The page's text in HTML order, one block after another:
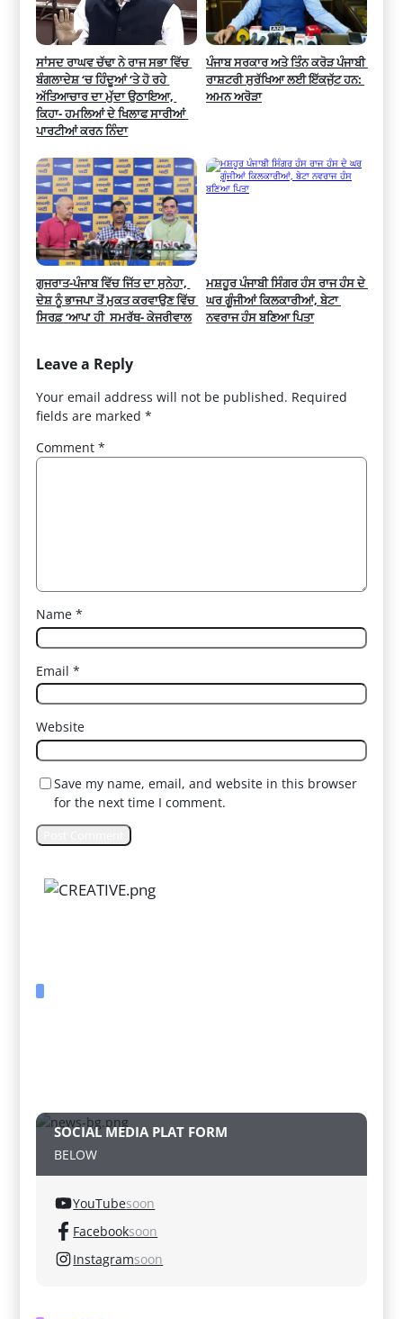
ਸਾਂਸਦ ਰਾਘਵ ਚੱਢਾ ਨੇ ਰਾਜ ਸਭਾ ਵਿੱਚ
ਬੰਗਲਾਦੇਸ਼ ‘ਚ ਹਿੰਦੂਆਂ ‘ਤੇ ਹੋ ਰਹੇ
ਅੱਤਿਆਚਾਰ ਦਾ ਮੁੱਦਾ ਉਠਾਇਆ,
ਕਿਹਾ- ਹਮਲਿਆਂ ਦੇ ਖਿਲਾਫ ਸਾਰੀਆਂ
ਪਾਰਟੀਆਂ ਕਰਨ ਨਿੰਦਾ
ਪੰਜਾਬ ਸਰਕਾਰ ਅਤੇ ਤਿੰਨ ਕਰੋੜ ਪੰਜਾਬੀ
ਰਾਸ਼ਟਰੀ ਸੁਰੱਖਿਆ ਲਈ ਇੱਕਜੁੱਟ ਹਨ:
ਅਮਨ ਅਰੋੜਾ
ਗੁਜਰਾਤ-ਪੰਜਾਬ ਵਿੱਚ ਜਿੱਤ ਦਾ ਸੁਨੇਹਾ,
ਦੇਸ਼ ਨੂੰ ਭਾਜਪਾ ਤੋਂ ਮੁਕਤ ਕਰਵਾਉਣ ਵਿੱਚ
ਸਿਰਫ਼ ‘ਆਪ’ ਹੀ  ਸਮਰੱਥ- ਕੇਜਰੀਵਾਲ
ਮਸ਼ਹੂਰ ਪੰਜਾਬੀ ਸਿੰਗਰ ਹੰਸ ਰਾਜ ਹੰਸ ਦੇ
ਘਰ ਗੂੰਜੀਆਂ ਕਿਲਕਾਰੀਆਂ, ਬੇਟਾ
ਨਵਰਾਜ ਹੰਸ ਬਣਿਆ ਪਿਤਾ
Leave a Reply
Your email address will not be published. Required
fields are marked*
Comment*
Name*
Email*
Website
Save my name, email, and website in this browser
for the next time I comment.
SOCIAL MEDIA PLAT FORM
BELOW
YouTubesoon
Facebooksoon
Instagramsoon